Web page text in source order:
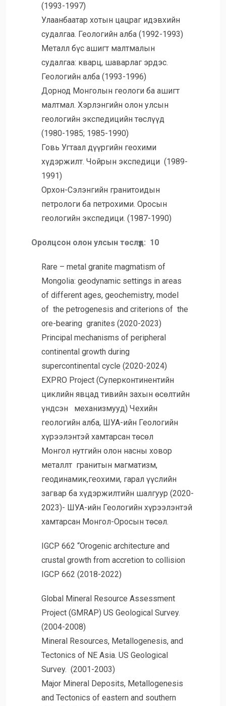
(1993-1997)
Улаанбаатар хотын цацраг идэвхийн
судалгаа. Геологийн алба (1992-1993)
Металл бүс ашигт малтмалын
судалгаа: кварц, шаварлаг эрдэс.
Геологийн алба (1993-1996)
Дорнод Монголын геологи ба ашигт
малтмал. Хэрлэнгийн олон улсын
геологийн экспедицийн төслүүд
(1980-1985; 1985-1990)
Говь Угтаал дүүргийн геохими
хүдэржилт. Чойрын экспедици (1989-
1991)
Орхон-Сэлэнгийн гранитоидын
петрологи ба петрохими. Оросын
геологийн экспедици. (1987-1990)
Оролцсон олон улсын төслүүд: 10
Rare – metal granitе magmatism of
Mongolia: geodynamic settings in areas
of different ages, geochemistry, model
of the petrogenesis and criterions of the
ore-bearing granites (2020-2023)
Principal mechanisms of peripheral
continental growth during
supercontinental cycle (2020-2024)
EXPRO Project (Суперконтинентийн
циклийн явцад тивийн захын өсөлтийн
үндсэн механизмууд) Чехийн
геологийн алба, ШУА-ийн Геологийн
хүрээлэнтэй хамтарсан төсөл
Монгол нутгийн олон насны ховор
металлт гранитын магматизм,
геодинамик,геохими, гарал үүслийн
загвар ба хүдэржилтийн шалгуур (2020-
2023)- ШУА-ийн Геологийн хүрээлэнтэй
хамтарсан Монгол-Оросын төсөл.
IGCP 662 “Orogenic architecture and
crustal growth from accretion to collision
IGCP 662 (2018-2022)
Global Mineral Resource Assessment
Project (GMRAP) US Geological Survey.
(2004-2008)
Mineral Resources, Metallogenesis, and
Tectonics of NE Asia. US Geological
Survey. (2001-2003)
Major Mineral Deposits, Metallogenesis
and Tectonics of eastern and southern